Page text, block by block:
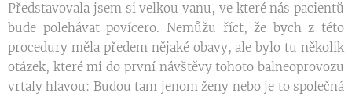
Představovala jsem si velkou vanu, ve které nás pacientů
bude polehávat povícero. Nemůžu říct, že bych z této
procedury měla předem nějaké obavy, ale bylo tu několik
otázek, které mi do první návštěvy tohoto balneoprovozu
vrtaly hlavou: Budou tam jenom ženy nebo je to společná